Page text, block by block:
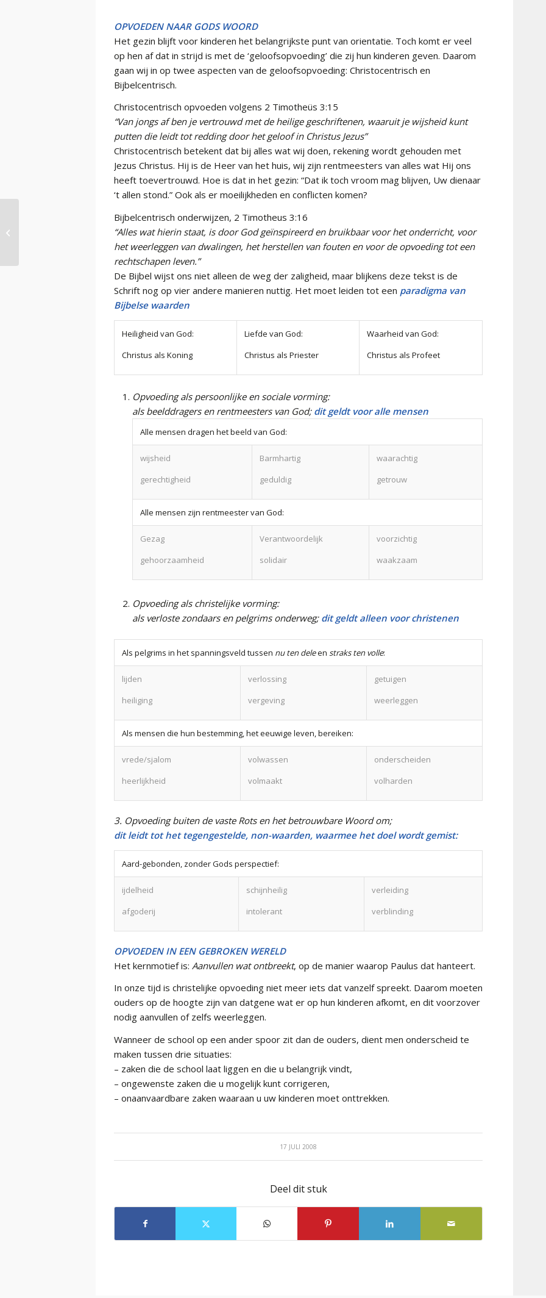
OPVOEDEN NAAR GODS WOORD
Het gezin blijft voor kinderen het belangrijkste punt van orientatie. Toch komt er veel
op hen af dat in strijd is met de ‘geloofsopvoeding’ die zij hun kinderen geven. Daarom
gaan wij in op twee aspecten van de geloofsopvoeding: Christocentrisch en
Bijbelcentrisch.
Christocentrisch opvoeden volgens 2 Timotheüs 3:15
“Van jongs af ben je vertrouwd met de heilige geschriftenen, waaruit je wijsheid kunt
putten die leidt tot redding door het geloof in Christus Jezus”
Christocentrisch betekent dat bij alles wat wij doen, rekening wordt gehouden met
Jezus Christus. Hij is de Heer van het huis, wij zijn rentmeesters van alles wat Hij ons
heeft toevertrouwd. Hoe is dat in het gezin: “Dat ik toch vroom mag blijven, Uw dienaar
‘t allen stond.” Ook als er moeilijkheden en conflicten komen?
Bijbelcentrisch onderwijzen, 2 Timotheus 3:16
“Alles wat hierin staat, is door God geïnspireerd en bruikbaar voor het onderricht, voor
het weerleggen van dwalingen, het herstellen van fouten en voor de opvoeding tot een
rechtschapen leven.”
De Bijbel wijst ons niet alleen de weg der zaligheid, maar blijkens deze tekst is de
Schrift nog op vier andere manieren nuttig. Het moet leiden tot een paradigma van
Bijbelse waarden
Heiligheid van God:
Christus als Koning
Liefde van God:
Christus als Priester
Waarheid van God:
Christus als Profeet
Opvoeding als persoonlijke en sociale vorming:
als beelddragers en rentmeesters van God; dit geldt voor alle mensen
Alle mensen dragen het beeld van God:
wijsheid
gerechtigheid
Barmhartig
geduldig
waarachtig
getrouw
Alle mensen zijn rentmeester van God:
Gezag
gehoorzaamheid
Verantwoordelijk
solidair
voorzichtig
waakzaam
Opvoeding als christelijke vorming:
als verloste zondaars en pelgrims onderweg; dit geldt alleen voor christenen
Als pelgrims in het spanningsveld tussen nu ten deleen straks ten volle:
lijden
heiliging
verlossing
vergeving
getuigen
weerleggen
Als mensen die hun bestemming, het eeuwige leven, bereiken:
vrede/sjalom
heerlijkheid
volwassen
volmaakt
onderscheiden
volharden
3. Opvoeding buiten de vaste Rots en het betrouwbare Woord om;
dit leidt tot het tegengestelde, non-waarden, waarmee het doel wordt gemist:
Aard-gebonden, zonder Gods perspectief:
ijdelheid
afgoderij
schijnheilig
intolerant
verleiding
verblinding
OPVOEDEN IN EEN GEBROKEN WERELD
Het kernmotief is: Aanvullen wat ontbreekt, op de manier waarop Paulus dat hanteert.
In onze tijd is christelijke opvoeding niet meer iets dat vanzelf spreekt. Daarom moeten
ouders op de hoogte zijn van datgene wat er op hun kinderen afkomt, en dit voorzover
nodig aanvullen of zelfs weerleggen.
Wanneer de school op een ander spoor zit dan de ouders, dient men onderscheid te
maken tussen drie situaties:
– zaken die de school laat liggen en die u belangrijk vindt,
– ongewenste zaken die u mogelijk kunt corrigeren,
– onaanvaardbare zaken waaraan u uw kinderen moet onttrekken.
17 JULI 2008
Deel dit stuk
Info-blad 5: Grenzen aan de vrijheid